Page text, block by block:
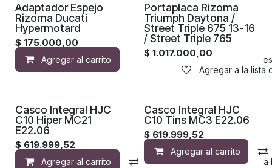
Adaptador Espejo
Rizoma Ducati
Hypermotard
$ 175.000,00
Agregar al carrito Agregar a la lista de
Portaplaca Rizoma
Triumph Daytona /
Street Triple 675 13-16
/ Street Triple 765
$1.017.000,00
Agregar a la lista
Casco Integral HJC
C10 Hiper MC21
E22.06
$ 619.999,52
Agregar al carrito Compara Agregar a la
Casco Integral HJC
C10 Tins MC3 E22.06
$ 619.999,52
Agregar al carrito